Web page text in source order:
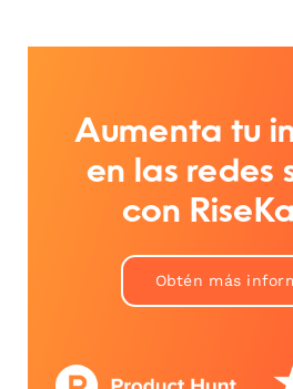
Aumenta tu
en las redes
con
Obtén más